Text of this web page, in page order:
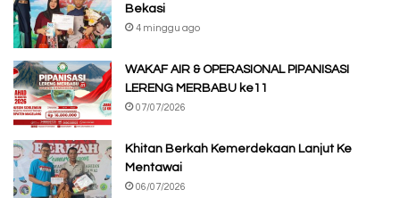
Bekasi
4 minggu ago
WAKAF AIR & OPERASIONAL PIPANISASI
LERENG MERBABU ke11
07/07/2026
Khitan Berkah Kemerdekaan Lanjut Ke
Mentawai
06/07/2026